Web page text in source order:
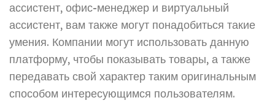
ассистент, офис-менеджер и виртуальный
ассистент, вам также могут понадобиться такие
умения. Компании могут использовать данную
платформу, чтобы показывать товары, а также
передавать свой характер таким оригинальным
способом интересующимся пользователям.